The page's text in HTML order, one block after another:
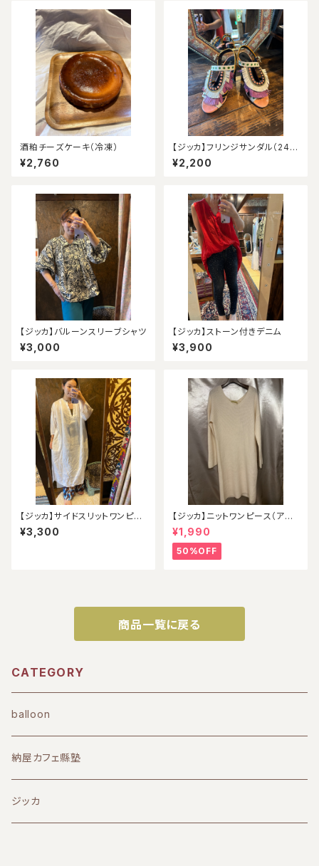
酒粕チーズケーキ（冷凍）
¥2,760
【ジッカ】フリンジサンダル（24.
5）
¥2,200
【ジッカ】バルーンスリーブシャツ
¥3,000
【ジッカ】ストーン付きデニム
¥3,900
【ジッカ】サイドスリットワンピー
ス（アウトレット）
¥3,300
【ジッカ】ニットワンピース（アウ
トレット）
¥1,990
50%OFF
商品一覧に戻る
CATEGORY
balloon
納屋カフェ縣塾
ジッカ